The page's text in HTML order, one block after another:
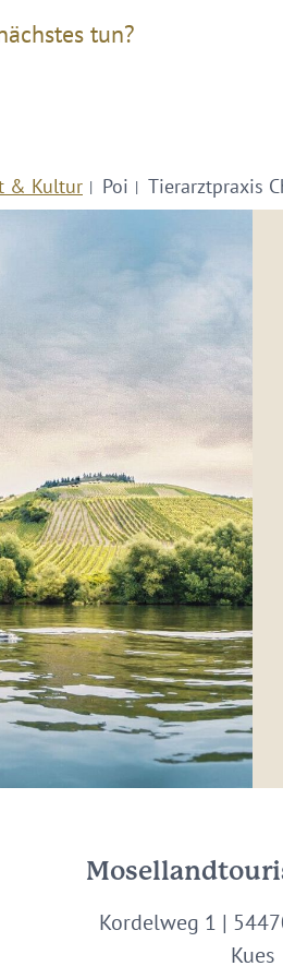
tun?
& Kultur Poi Tierarztpraxis
Kordelweg 1 |
Kues